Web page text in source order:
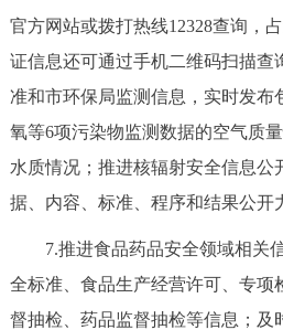
官方网站或拨打热线12328查询，
证信息还可通过手机二维码扫描查
准和市环保局监测信息，实时发布
氧等6项污染物监测数据的空气质
水质情况；推进核辐射安全信息公
据、内容、标准、程序和结果公开
7.推进食品药品安全领域相关
全标准、食品生产经营许可、专项
督抽检、药品监督抽检等信息；及